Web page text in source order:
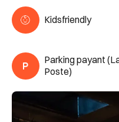
Kidsfriendly
Parking payant
Poste)